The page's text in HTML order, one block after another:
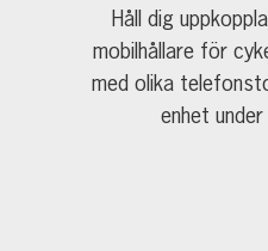
Håll dig
mobilhållare för
med olika
enhet